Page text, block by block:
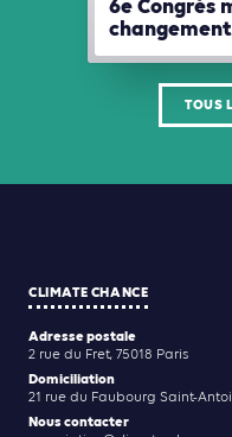
6e Congrès
TOUS
CLIMATE CHANCE
Adresse postale
2 rue du Fret, 75018 Paris
Domiciliation
21 rue du Faubourg Saint-
Nous contacter